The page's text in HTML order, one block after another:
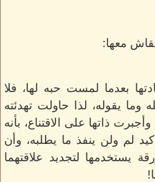
معها:
بعدما لمست حبه لها، فلا
وما يقوله، لذا حاولت تهدئته
ذاتها على الاقتناع، بأنه
لم ولن ينفذ ما يطلبه، وأن
يستخدمها لتجديد علاقتهما